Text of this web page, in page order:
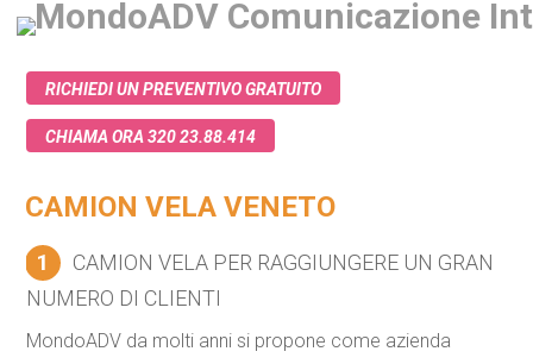
RICHIEDI UN PREVENTIVO GRATUITO
CHIAMA ORA 320 23.88.414
CAMION VELA VENETO
1
CAMION VELA PER RAGGIUNGERE UN GRAN
NUMERO DI CLIENTI
MondoADV da molti anni si propone come azienda